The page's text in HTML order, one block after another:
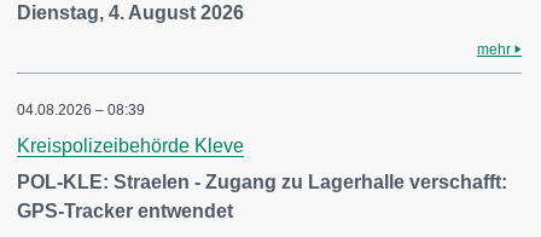
Dienstag, 4. August 2026
mehr
04.08.2026 – 08:39
Kreispolizeibehörde Kleve
POL-KLE: Straelen - Zugang zu Lagerhalle verschafft:
GPS-Tracker entwendet